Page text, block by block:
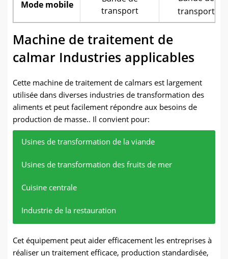
Mode mobile
transport
transport
Machine de traitement de
calmar Industries applicables
Cette machine de traitement de calmars est largement
utilisée dans diverses industries de transformation des
aliments et peut facilement répondre aux besoins de
production de masse.. Il convient pour:
Usines de transformation de la viande
Usines de transformation des fruits de mer
Cuisine centrale
Industrie de la restauration
diverses viandes telles que la longe de porc, longe
de boeuf, agneau, et poitrine de porc.
mer comme les calamars., seiche, ormeau, etc..
échelle pour améliorer l'efficacité de la production.
améliorer les effets visuels et la qualité des plats.
Cet équipement peut aider efficacement les entreprises à
réaliser un traitement efficace, production standardisée,